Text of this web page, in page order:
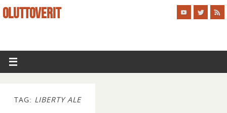
OLUTTOVERIT
TAG: LIBERTY ALE